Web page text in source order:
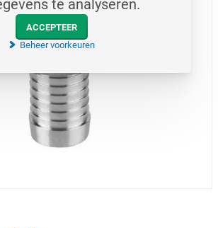
te analyseren.
ACCEPTEER
Beheer voorkeuren